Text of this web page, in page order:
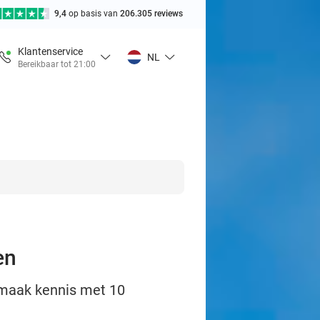
9,4 op basis van 206.305 reviews
Klantenservice
Bereikbaar tot 21:00
NL
kennis met 10